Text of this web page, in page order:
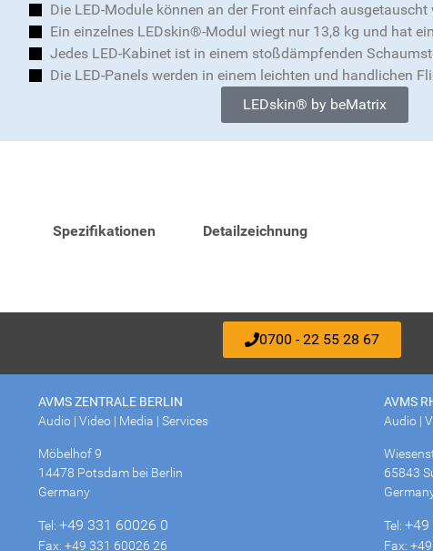
Die LED-Module können an der Front einfach ausgetauscht
Ein einzelnes LEDskin®-Modul wiegt nur 13,8 kg und hat
Jedes LED-Kabinet ist in einem stoßdämpfenden
Die LED-Panels werden in einem leichten und handlichen
LEDskin® by beMatrix
Spezifikationen Detailzeichnung
0700 - 22 55 28 67
AVMS ZENTRALE BERLIN
Audio | Video | Media | Services
Möbelhof 9
14478 Potsdam bei Berlin
Germany
Tel: +49 331 60026 0
Fax: +49 331 60026 26
AVMS
Audio |
65843
Tel: +49
Fax: